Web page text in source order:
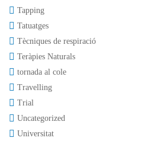
Tapping
Tatuatges
Tècniques de respiració
Teràpies Naturals
tornada al cole
Travelling
Trial
Uncategorized
Universitat